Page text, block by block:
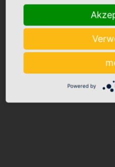
St. Bonifatius
Powered by